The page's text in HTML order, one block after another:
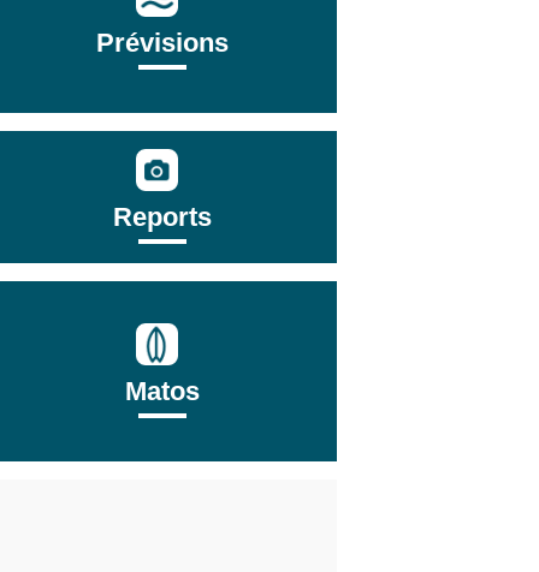
Prévisions
Reports
Matos